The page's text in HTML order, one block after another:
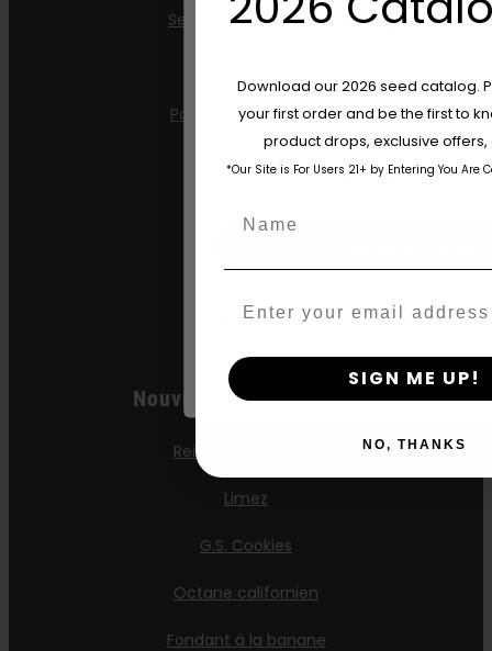
Semences triploïdes
Partenaire grossiste
FAQ
Contact
Nouvelles Publications
Reine des Caraïbes
Limez
G.S. Cookies
Octane californien
Fondant à la banane
Are You Aged 18 Or
The content and products of our
those of legal age.Please see
age_gapI accept cookie settings and
By clicking AGREE & ENTER, you
Download our 2026 seed catalog.
your first order and be the first to
product drops, exclusive
*Our Site is For Users 21+ by Entering You Are
SIGN ME UP!
NO, THANKS